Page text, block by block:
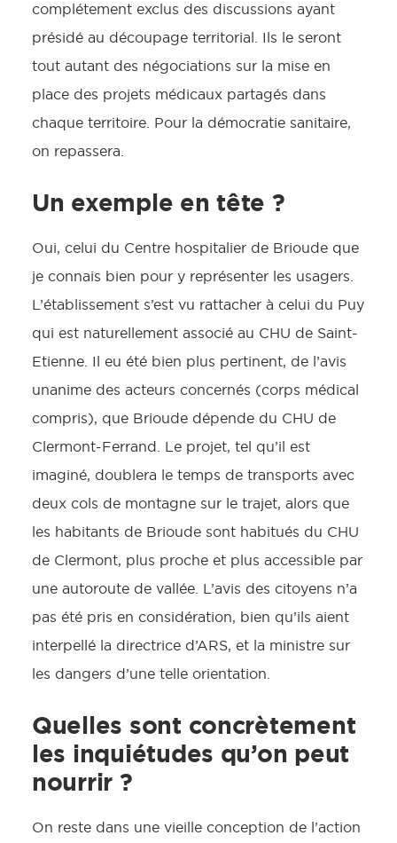
complétement exclus des discussions ayant
présidé au découpage territorial. Ils le seront
tout autant des négociations sur la mise en
place des projets médicaux partagés dans
chaque territoire. Pour la démocratie sanitaire,
on repassera.
Un exemple en tête ?
Oui, celui du Centre hospitalier de Brioude que
je connais bien pour y représenter les usagers.
L’établissement s’est vu rattacher à celui du Puy
qui est naturellement associé au CHU de Saint-
Etienne. Il eu été bien plus pertinent, de l’avis
unanime des acteurs concernés (corps médical
compris), que Brioude dépende du CHU de
Clermont-Ferrand. Le projet, tel qu’il est
imaginé, doublera le temps de transports avec
deux cols de montagne sur le trajet, alors que
les habitants de Brioude sont habitués du CHU
de Clermont, plus proche et plus accessible par
une autoroute de vallée. L’avis des citoyens n’a
pas été pris en considération, bien qu’ils aient
interpellé la directrice d’ARS, et la ministre sur
les dangers d’une telle orientation.
Quelles sont concrètement
les inquiétudes qu’on peut
nourrir ?
On reste dans une vieille conception de l’action